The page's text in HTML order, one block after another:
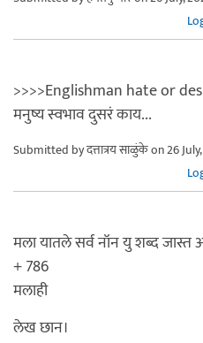
>>>>Englishman hate or
मनुष्य स्वभाव दुसरं काय...
Submitted byदत्तात्रय साळुंकेon 26
मला यातले सर्व नॉन यु शब्द
+ 786
मलाही
लेख छान।